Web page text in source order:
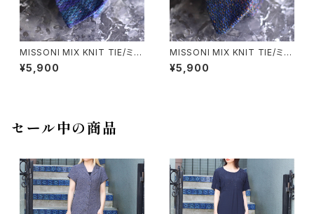
MISSONI MIX KNIT TIE/ミッ
ソーニミックスニットネクタイ
¥5,900
MISSONI MIX KNIT TIE/ミッ
ソーニミックスニットネクタイ
¥5,900
セール中の商品